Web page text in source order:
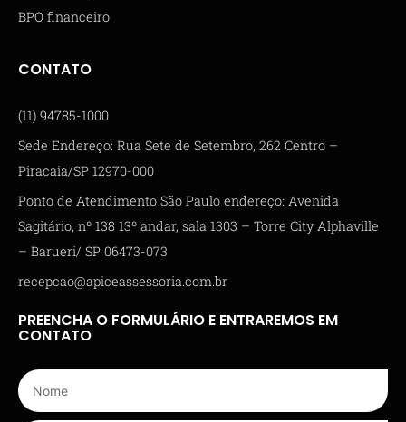
BPO financeiro
CONTATO
(11) 94785-1000
Sede Endereço: Rua Sete de Setembro, 262 Centro –
Piracaia/SP 12970-000
Ponto de Atendimento São Paulo endereço: Avenida
Sagitário, nº 138 13º andar, sala 1303 – Torre City Alphaville
– Barueri/ SP 06473-073
recepcao@apiceassessoria.com.br
PREENCHA O FORMULÁRIO E ENTRAREMOS EM
CONTATO